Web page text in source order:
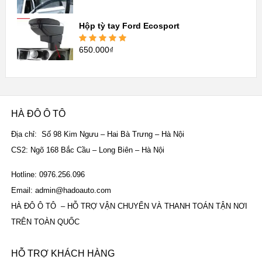
Hộp tỳ tay Ford Ecosport
Được xếp
650.000₫
HÀ ĐÔ Ô TÔ
Địa chỉ: Số 98 Kim Ngưu – Hai Bà Trưng – Hà Nội
CS2: Ngõ 168 Bắc Cầu – Long Biên – Hà Nội
Hotline: 0976.256.096
Email: admin@hadoauto.com
HÀ ĐÔ Ô TÔ – HỖ TRỢ VẬN CHUYỂN VÀ THANH TOÁN TẬN NƠI
TRÊN TOÀN QUỐC
HỖ TRỢ KHÁCH HÀNG